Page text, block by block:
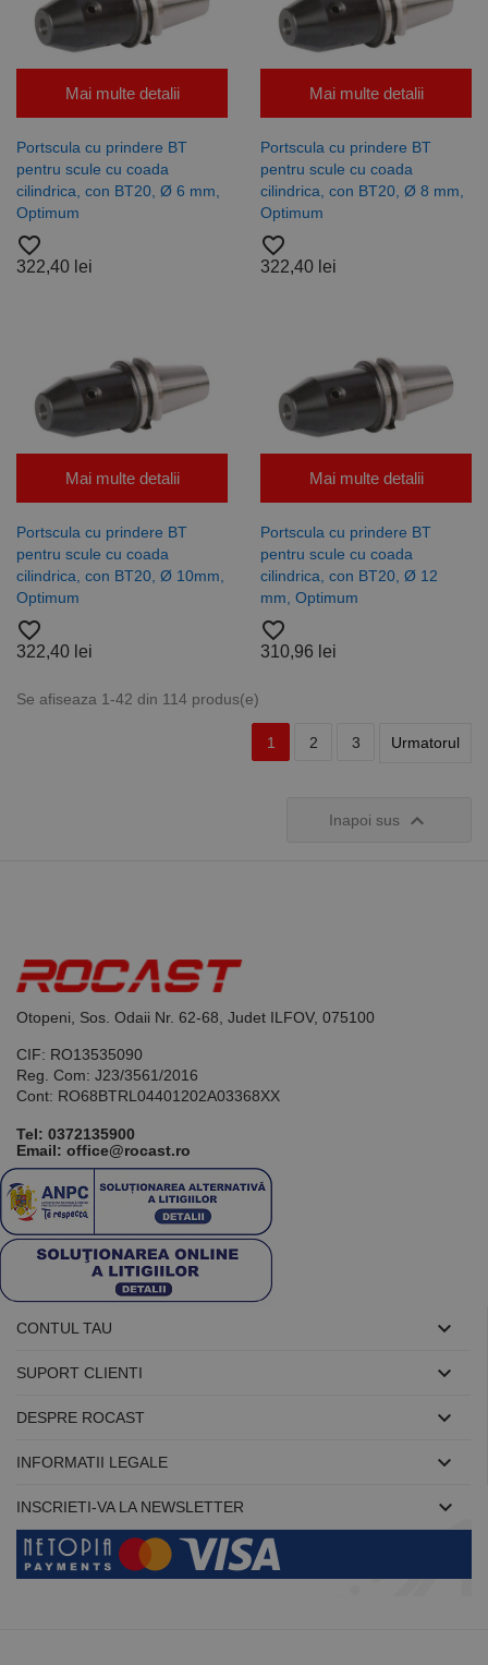
Mai multe detalii
Portscula cu prindere BT
pentru scule cu coada
cilindrica, con BT20, Ø 6 mm,
Optimum
favorite_border
322,40 lei
Mai multe detalii
Portscula cu prindere BT
pentru scule cu coada
cilindrica, con BT20, Ø 8 mm,
Optimum
favorite_border
322,40 lei
Mai multe detalii
Portscula cu prindere BT
pentru scule cu coada
cilindrica, con BT20, Ø 10mm,
Optimum
favorite_border
322,40 lei
Mai multe detalii
Portscula cu prindere BT
pentru scule cu coada
cilindrica, con BT20, Ø 12
mm, Optimum
favorite_border
310,96 lei
Se afiseaza 1-42 din 114 produs(e)
1 2 3 Urmatorul
Inapoi sus 
Otopeni, Sos. Odaii Nr. 62-68, Judet ILFOV, 075100
CIF: RO13535090
Reg. Com: J23/3561/2016
Cont: RO68BTRL04401202A03368XX
Tel: 0372135900
Email: office@rocast.ro
CONTUL TAU 
SUPORT CLIENTI 
DESPRE ROCAST 
INFORMATII LEGALE 
INSCRIETI-VA LA NEWSLETTER 